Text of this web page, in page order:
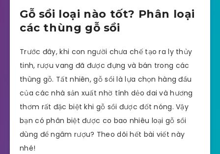
Gỗ sồi loại nào tốt? Phân loại
các thùng gỗ sồi
Trước đây, khi con người chưa chế tạo ra ly thủy
tinh, rượu vang đã được đựng và bán trong các
thùng gỗ. Tất nhiên, gỗ sồi là lựa chọn hàng đầu
của các nhà sản xuất nhờ tính dẻo dai và hương
thơm rất đặc biệt khi gỗ sồi được đốt nóng. Vậy
bạn có phân biệt được co bao nhiêu loại gỗ sồi
dùng để ngâm rượu? Theo dõi hết bài viết này
nhé!